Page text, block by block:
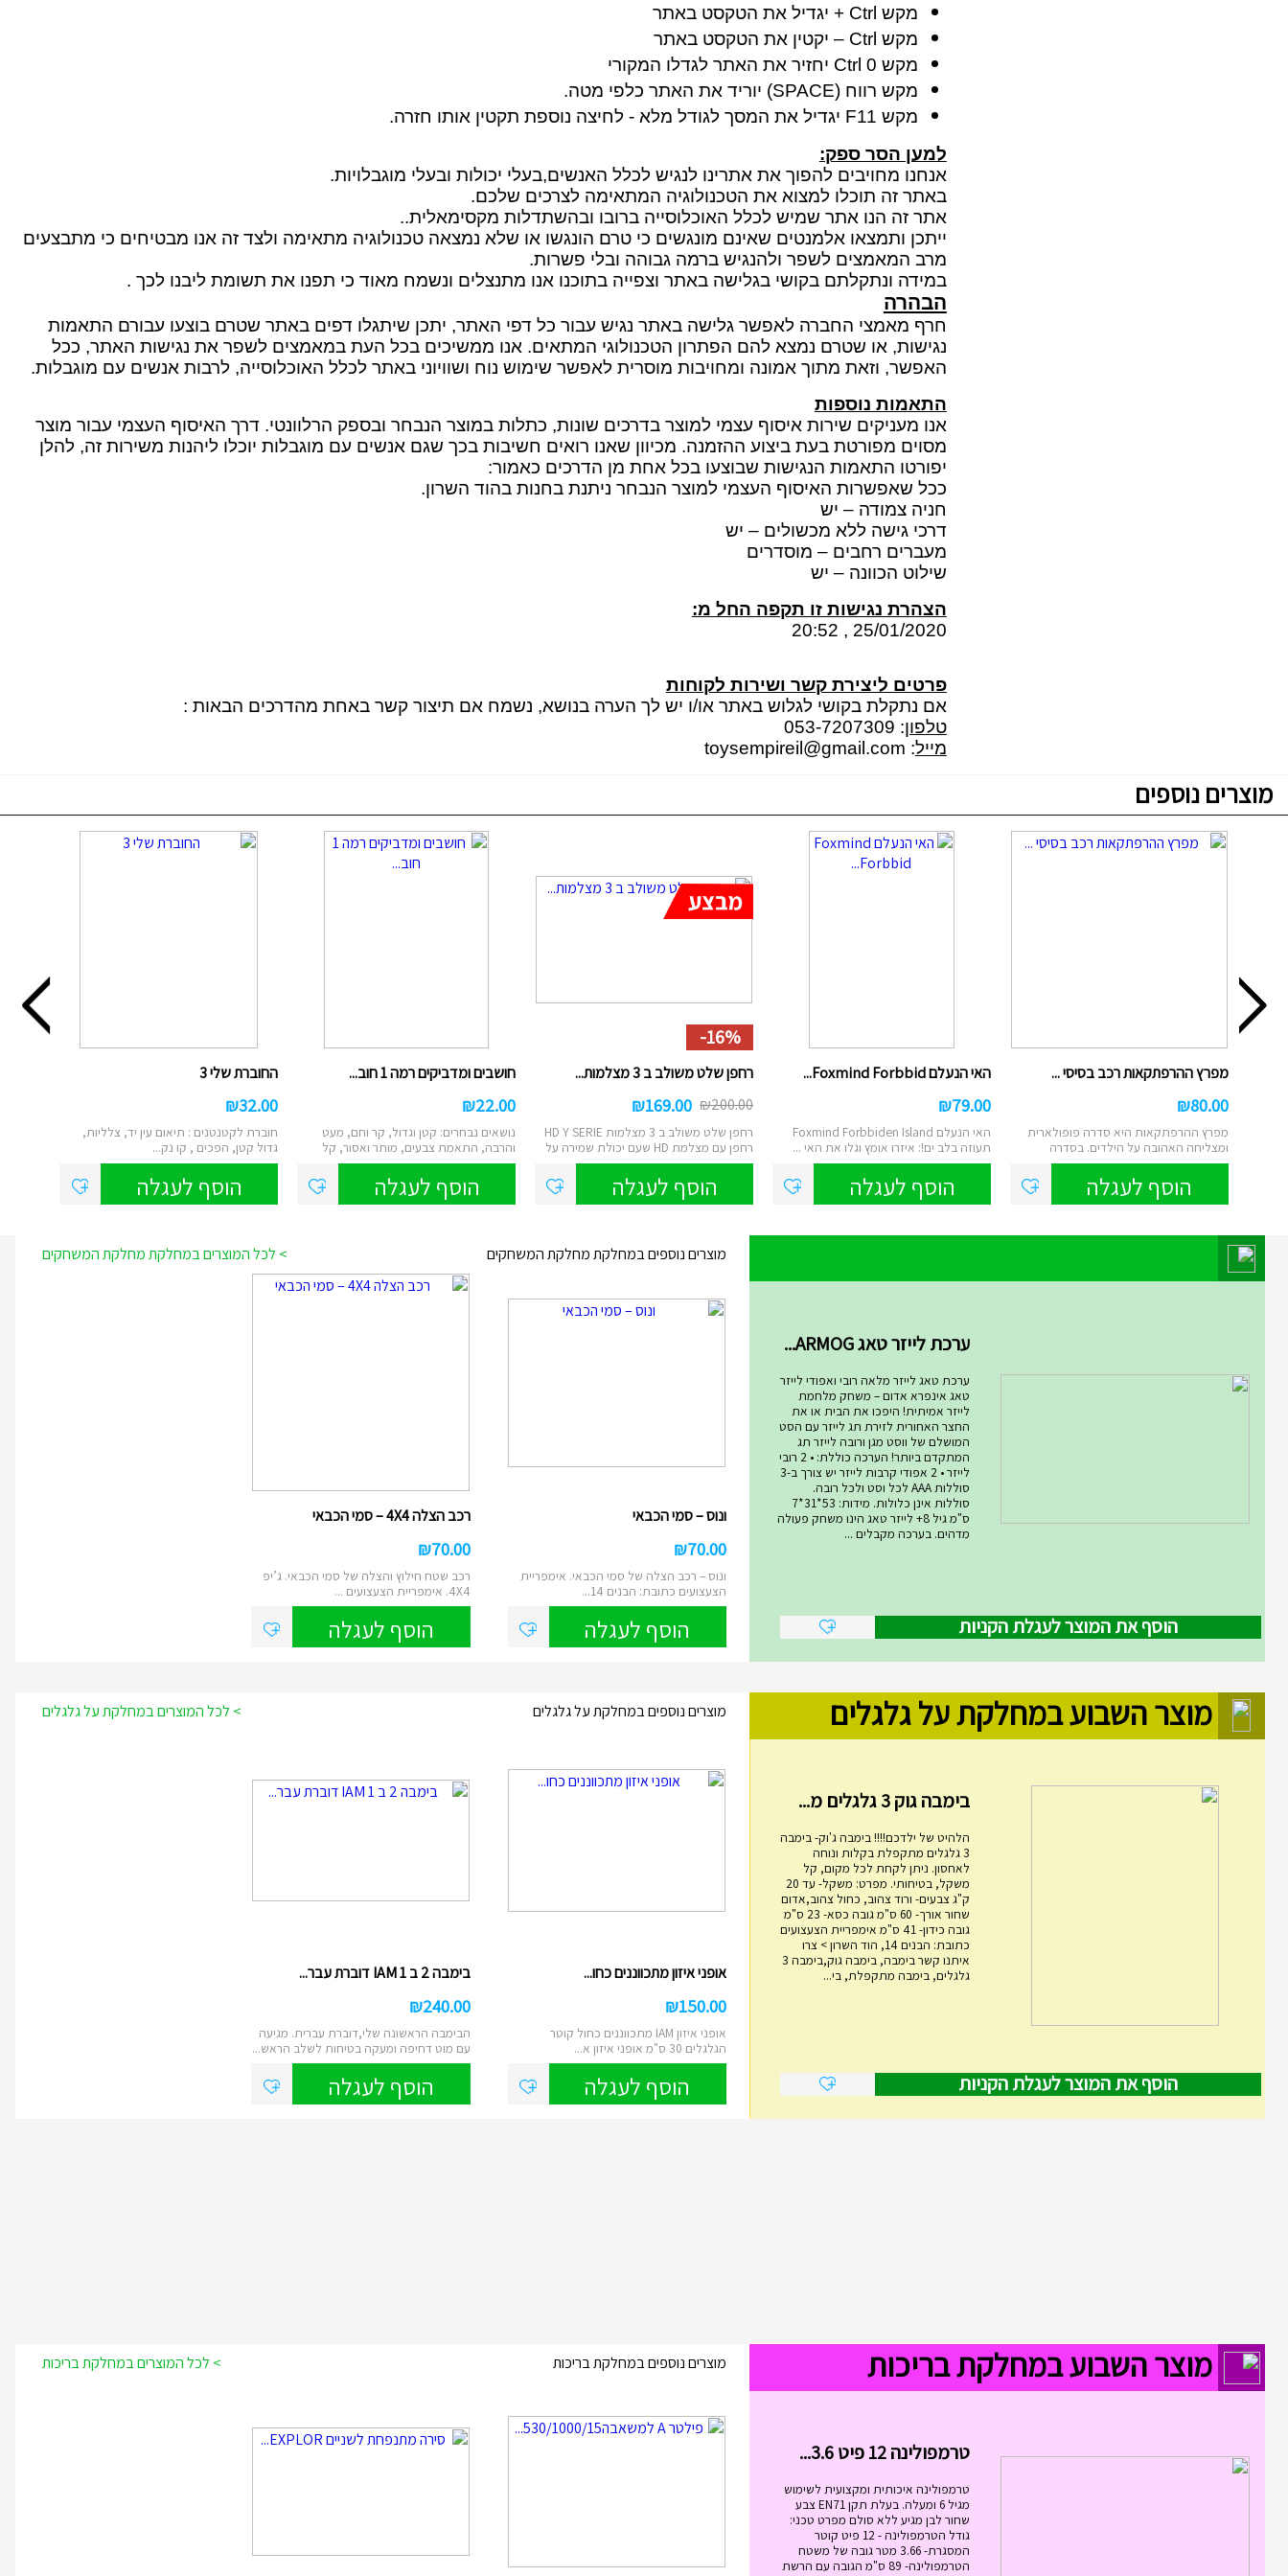
סליים/בצקים
טוש סקיצה/טוש אקרילי
ספלים
קופות חיסכון
גמבוי
איפור לילדות מברשות לאיפור
עכבר/מקלדת/רמקולים
למחשב/טאבלט
מראות איפור/מנורות שולחן/תיבות
תכשיטים
תמונות קנבס
מיקרופון/רמקולים/ערכת קריוקי
שעון מעורר/שעוני יד
מקש Ctrl + יגדיל את הטקסט באתר
מקש Ctrl – יקטין את הטקסט באתר
מקש Ctrl 0 יחזיר את האתר לגדלו המקורי
מקש רווח (SPACE) יוריד את האתר כלפי מטה.
מקש F11 יגדיל את המסך לגודל מלא - לחיצה נוספת תקטין אותו חזרה.
למען הסר ספק:
אנחנו מחויבים להפוך את אתרינו לנגיש לכלל האנשים,בעלי יכולות ובעלי מוגבלויות.
באתר זה תוכלו למצוא את הטכנולוגיה המתאימה לצרכים שלכם.
אתר זה הנו אתר שמיש לכלל האוכלוסייה ברובו ובהשתדלות מקסימאלית..
ייתכן ותמצאו אלמנטים שאינם מונגשים כי טרם הונגשו או שלא נמצאה טכנולוגיה מתאימה ולצד זה אנו מבטיחים כי מתבצעים
מרב המאמצים לשפר ולהנגיש ברמה גבוהה ובלי פשרות.
במידה ונתקלתם בקושי בגלישה באתר וצפייה בתוכנו אנו מתנצלים ונשמח מאוד כי תפנו את תשומת ליבנו לכך .
הבהרה
חרף מאמצי החברה לאפשר גלישה באתר נגיש עבור כל דפי האתר, יתכן שיתגלו דפים באתר שטרם בוצעו עבורם התאמות
נגישות, או שטרם נמצא להם הפתרון הטכנולוגי המתאים. אנו ממשיכים בכל העת במאמצים לשפר את נגישות האתר, ככל
האפשר, וזאת מתוך אמונה ומחויבות מוסרית לאפשר שימוש נוח ושוויוני באתר לכלל האוכלוסייה, לרבות אנשים עם מוגבלות.
התאמות נוספות
אנו מעניקים שירות איסוף עצמי למוצר בדרכים שונות, כתלות במוצר הנבחר ובספק הרלוונטי. דרך האיסוף העצמי עבור מוצר
מסוים מפורטת בעת ביצוע ההזמנה. מכיוון שאנו רואים חשיבות בכך שגם אנשים עם מוגבלות יוכלו ליהנות משירות זה, להלן
יפורטו התאמות הנגישות שבוצעו בכל אחת מן הדרכים כאמור:
ככל שאפשרות האיסוף העצמי למוצר הנבחר ניתנת בחנות בהוד השרון.
חניה צמודה – יש
דרכי גישה ללא מכשולים – יש
מעברים רחבים – מוסדרים
שילוט הכוונה – יש
הצהרת נגישות זו תקפה החל מ:
25/01/2020 , 20:52
פרטים ליצירת קשר ושירות לקוחות
אם נתקלת בקושי לגלוש באתר או/ו יש לך הערה בנושא, נשמח אם תיצור קשר באחת מהדרכים הבאות :
טלפון: 053-7207309
מייל:
toysempireil@gmail.com
מוצרים נוספים
מפרץ ההרפתקאות רכב בסיסי ...
80.00
₪
מפרץ ההרפתקאות היא סדרה פופולארית
ומצליחה האהובה על הילדים. בסדרה
מככבים שישה...
הוסף לעגלה
האי הנעלם Foxmind Forbbid...
79.00
₪
האי הנעלם Foxmind Forbbiden Island
תעוזה בלב ים!: איזרו אומץ וגלו את האי ...
הוסף לעגלה
רחפן שלט משולב ב 3 מצלמות...
200.00
₪
169.00
₪
רחפן שלט משולב ב 3 מצלמות HD Y SERIE
רחפן עם מצלמת HD שעם יכולת שמירה על
...
הוסף לעגלה
-16%
חושבים ומדביקים רמה 1 חוב...
22.00
₪
נושאים נבחרים: קטן וגדול, קר וחם, מעט
והרבה, התאמת צבעים, מותר ואסור, קל
וכבד...
הוסף לעגלה
החוברת שלי 3
32.00
₪
חוברת לקטנטנים : תיאום עין יד, צלליות,
גדול קטן, הפכים , קו נק...
הוסף לעגלה
ערכת לייזר טאג ARMOG...
ערכת טאג לייזר מלאה רובי ואפודי לייזר
טאג אינפרא אדום – משחק מלחמת
לייזר אמיתית! היפכו את הבית או את
החצר האחורית לזירת תג לייזר עם הסט
המושלם של ווסט מגן ורובה לייזר תג
המתקדם ביותר! הערכה כוללת: • 2 רובי
לייזר • 2 אפודי קרבות לייזר יש צורך ב-3
סוללות AAA לכל וסט ולכל רובה.
סוללות אינן כלולות. מידות: 53*31*7
ס"מ גיל 8+ לייזר טאג הינו משחק פעולה
מדהים. בערכה מקבלים ...
הוסף את המוצר לעגלת הקניות
מוצרים נוספים במחלקת מחלקת המשחקים > לכל המוצרים במחלקת מחלקת המשחקים
ונוס – סמי הכבאי
70.00
₪
ונוס – רכב הצלה של סמי הכבאי. אימפריית
הצעצועים כתובת: הבנים 14...
הוסף לעגלה
רכב הצלה 4X4 – סמי הכבאי
70.00
₪
רכב שטח חילוץ והצלה של סמי הכבאי. ג’יפ
4X4. אימפריית הצעצועים ...
הוסף לעגלה
מגדל השחלת טבעות עץ מתאים לבני שנה
הוסף לעגלה
מוצר השבוע במחלקת על גלגלים
בימבה גוק 3 גלגלים מ...
הלהיט של ילדכם!!!! בימבה ג'וק- בימבה
3 גלגלים מתקפלת בקלות ונוחה
לאחסון. ניתן לקחת לכל מקום, קל
משקל, בטיחותי. מפרט: משקל- עד 20
ק"ג צבעים- ורוד צהוב, כחול צהוב,אדום
שחור אורך- 60 ס"מ גובה כסא- 23 ס"מ
גובה כידון- 41 ס"מ אימפריית הצעצועים
כתובת: הבנים 14, הוד השרון > צרו
איתנו קשר בימבה, בימבה גוק,בימבה 3
גלגלים, בימבה מתקפלת, בי...
הוסף את המוצר לעגלת הקניות
מוצרים נוספים במחלקת על גלגלים > לכל המוצרים במחלקת על גלגלים
אופני איזון מתכווננים כחו...
150.00
₪
אופני איזון IAM מתכווננים כחול קוטר
הגלגלים 30 ס"מ אופני איזון א...
הוסף לעגלה
בימבה 2 ב 1 IAM דוברת עבר...
240.00
₪
הבימבה הראשונה שלי,דוברת עברית. מגיעה
עם מוט דחיפה ומעקה בטיחות לשלב הראש...
הוסף לעגלה
בימבה החביבה שלי בצבעים I...
בימבה החביבה שלי בצבעים IAM מידות
מוצר השבוע במחלקת בריכות
טרמפולינה 12 פיט 3.6...
טרמפולינה איכותית ומקצועית לשימוש
מגיל 6 ומעלה. בעלת תקן EN71 צבע
שחור לבן מגיע ללא סולם מפרט טכני:
גודל הטרמפולינה - 12 פיט קוטר
המסגרת- 3.66 מטר גובה של משטח
הטרמפולינה- 89 ס"מ הגובה עם הרשת
מוצרים נוספים במחלקת בריכות > לכל המוצרים במחלקת בריכות